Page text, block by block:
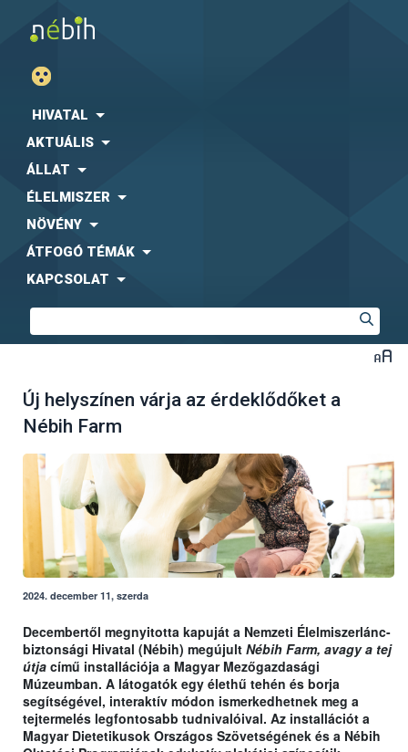
HIVATAL
AKTUÁLIS
ÁLLAT
ÉLELMISZER
NÖVÉNY
ÁTFOGÓ TÉMÁK
KAPCSOLAT
Új helyszínen várja az érdeklődőket a
Nébih Farm
2024. december 11, szerda
Decembertől megnyitotta kapuját a Nemzeti Élelmiszerlánc-
biztonsági Hivatal (Nébih) megújult Nébih Farm, avagy a tej
útja című installációja a Magyar Mezőgazdasági
Múzeumban. A látogatók egy élethű tehén és borja
segítségével, interaktív módon ismerkedhetnek meg a
tejtermelés legfontosabb tudnivalóival. Az installációt a
Magyar Dietetikusok Országos Szövetségének és a Nébih